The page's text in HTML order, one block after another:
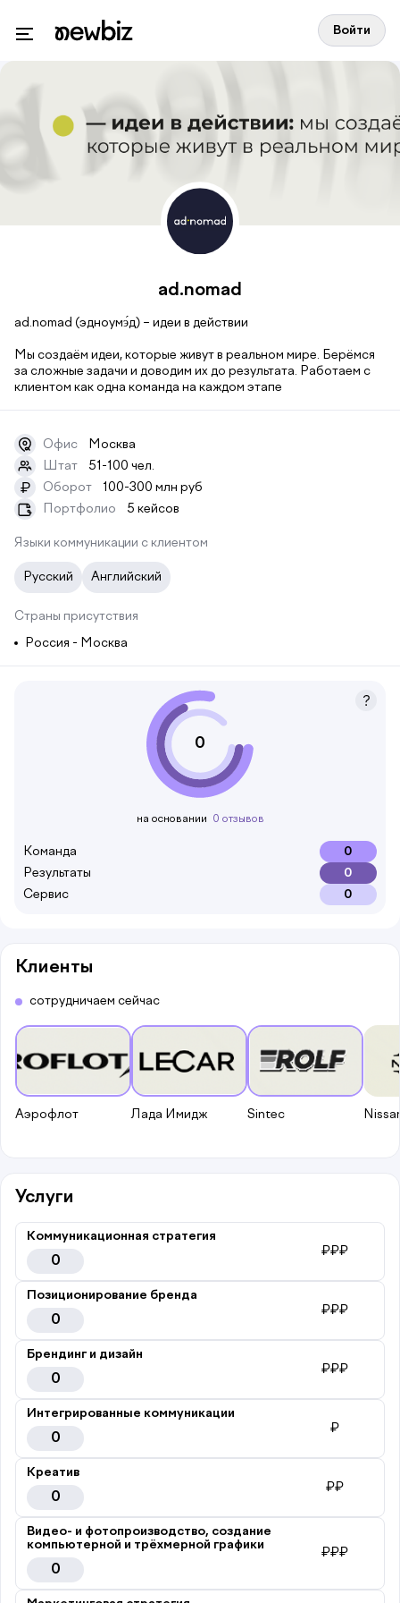
Войти
ad.nomad
ad.nomad (эдноумэ́д) – идеи в действии
Мы создаём идеи, которые живут в реальном мире. Берёмся
за сложные задачи и доводим их до результата. Работаем с
клиентом как одна команда на каждом этапе
Офис
Москва
Штат
51-100 чел.
₽ Оборот
100-300 млн руб
Портфолио
5 кейсов
Языки коммуникации с клиентом
Русский Английский
Страны присутствия
Россия - Москва
0
на основании 0 отзывов
Команда
0
Результаты
0
Сервис
0
Клиенты
сотрудничаем сейчас
Аэрофлот Лада Имидж Sintec
Услуги
Коммуникационная стратегия
0
₽₽₽
Позиционирование бренда
0
₽₽₽
Брендинг и дизайн
0
₽₽₽
Интегрированные коммуникации
0
₽
Креатив
0
₽₽
Видео- и фотопроизводство, создание
компьютерной и трёхмерной графики
0
₽₽₽